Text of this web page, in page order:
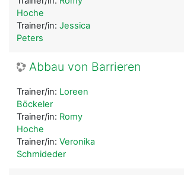
Hoche
Trainer/in: Jessica
Peters
Abbau von Barrieren
Trainer/in: Loreen
Böckeler
Trainer/in: Romy
Hoche
Trainer/in: Veronika
Schmideder